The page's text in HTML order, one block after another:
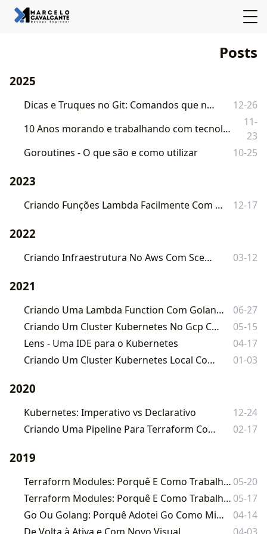
Posts
2025
Dicas e Truques no Git: Comandos que nos salvam
12-26
10 Anos morando e trabalhando com tecnologia no Canadá - Quais as diferenças em relação ao Brasil
11-
23
Goroutines - O que são e como utilizar
10-25
2023
Criando Funções Lambda Facilmente Com O Framework Serverless 12-17
2022
Criando Infraestrutura No Aws Com Sceptre 03-12
2021
Criando Uma Lambda Function Com Golang Que Interage Com S3 Buckets
06-27
Criando Um Cluster Kubernetes No Gcp Com Terraform
05-15
Lens - Uma IDE para o Kubernetes
04-17
Criando Um Cluster Kubernetes Local Com O Kind
01-03
2020
Kubernetes: Imperativo vs Declarativo
12-24
Criando Uma Pipeline Para Terraform Com o Gitlab
02-17
2019
Terraform Modules: Porquê E Como Trabalhar Com Módulos No Terraform - PARTE 2 05-20
Terraform Modules: Porquê E Como Trabalhar Com Módulos No Terraform - PARTE 1 05-17
Go Ou Golang: Porquê Adotei Go Como Minha Linguagem Favorita
04-14